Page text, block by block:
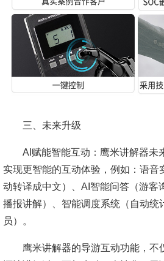
三、未来升级
AI赋能智能互动：鹰米讲解器未
实现更智能的互动体验，例如：语音
动转译成中文）、AI智能问答（游客
播报讲解）、智能调度系统（自动统
员）。
鹰米讲解器的导游互动功能，不